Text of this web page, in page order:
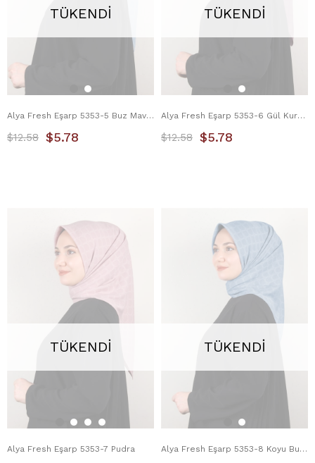
TÜKENDI
Alya Fresh Eşarp 5353-5 Buz Mavisi
$5.78
$12.58
TÜKENDI
Alya Fresh Eşarp 5353-6 Gül Kurusu
$5.78
$12.58
TÜKENDI
Alya Fresh Eşarp 5353-7 Pudra
TÜKENDI
Alya Fresh Eşarp 5353-8 Koyu Buz Mavisi